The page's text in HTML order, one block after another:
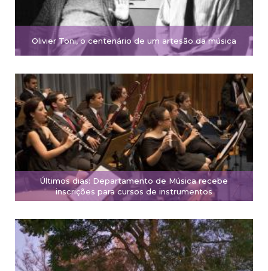
Olivier Toni, o centenário de um artesão da música
Últimos dias: Departamento de Música recebe
inscrições para cursos de instrumentos